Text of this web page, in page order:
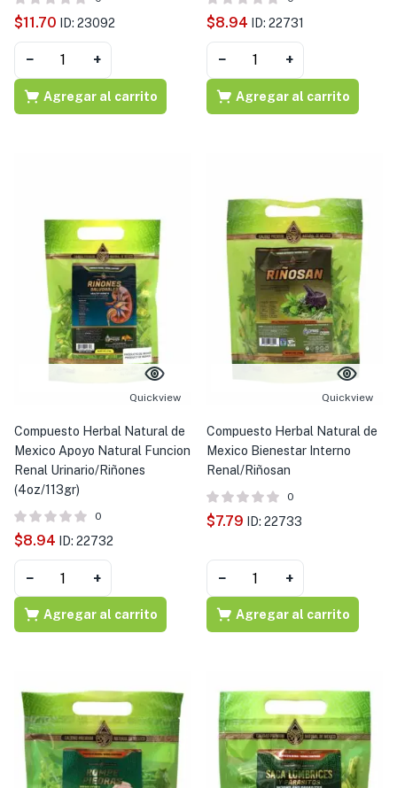
$11.70 ID: 23092
− +
Agregar al carrito
$8.94 ID: 22731
− +
Agregar al carrito
Quickview
Compuesto Herbal Natural de
Mexico Apoyo Natural Funcion
Renal Urinario/Riñones
(4oz/113gr)
0
$8.94 ID: 22732
− +
Agregar al carrito
Quickview
Compuesto Herbal Natural de
Mexico Bienestar Interno
Renal/Riñosan
0
$7.79 ID: 22733
− +
Agregar al carrito